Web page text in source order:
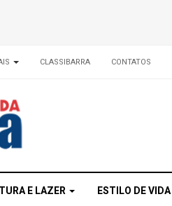
CLASSIBARRA CONTATOS
E LAZER ESTILO DE VIDA